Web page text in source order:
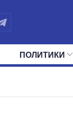
ПОЛИТИКИ